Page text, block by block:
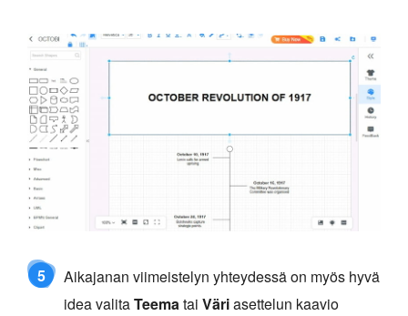
5
Aikajanan viimeistelyn yhteydessä on myös hyvä
idea valitaTeematai Väriasettelun kaavio